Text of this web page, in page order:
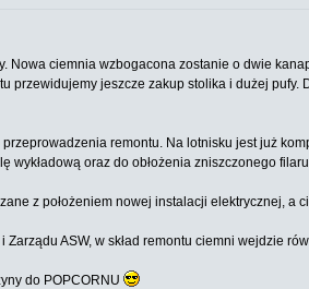
ciemnia wzbogacona zostanie o dwie
przewidujemy jeszcze zakup stolika i dużej
remontu. Na lotnisku jest już
wykładową oraz do obłożenia zniszczonego
z położeniem nowej instalacji elektrycznej,
ASW, w skład remontu ciemni wejdzie
do POPCORNU